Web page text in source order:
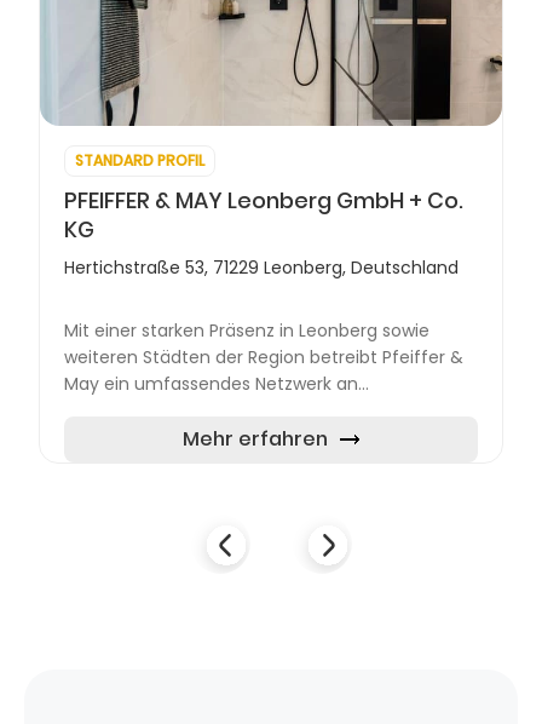
STANDARD PROFIL
PFEIFFER & MAY Leonberg GmbH + Co.
KG
Hertichstraße 53, 71229 Leonberg, Deutschland
Mit einer starken Präsenz in Leonberg sowie
weiteren Städten der Region betreibt Pfeiffer &
May ein umfassendes Netzwerk an
Karlsruhe und Mannheim. Die...
Mehr erfahren